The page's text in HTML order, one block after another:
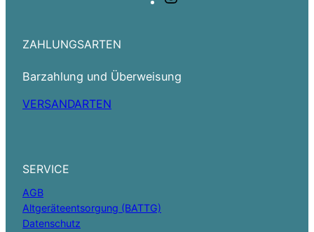
ZAHLUNGSARTEN
Barzahlung und Überweisung
VERSANDARTEN
SERVICE
AGB
Altgeräteentsorgung (BATTG)
Datenschutz